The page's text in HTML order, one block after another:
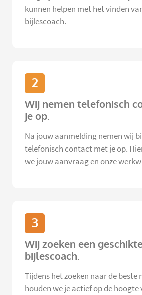
kunnen helpen met het vinden
bijlescoach.
2
Wij nemen telefonisch
je op.
Na jouw aanmelding nemen wij
telefonisch contact met je op.
we jouw aanvraag en onze
3
Wij zoeken een
bijlescoach.
Tijdens het zoeken naar de beste
houden we je actief op de hoogte